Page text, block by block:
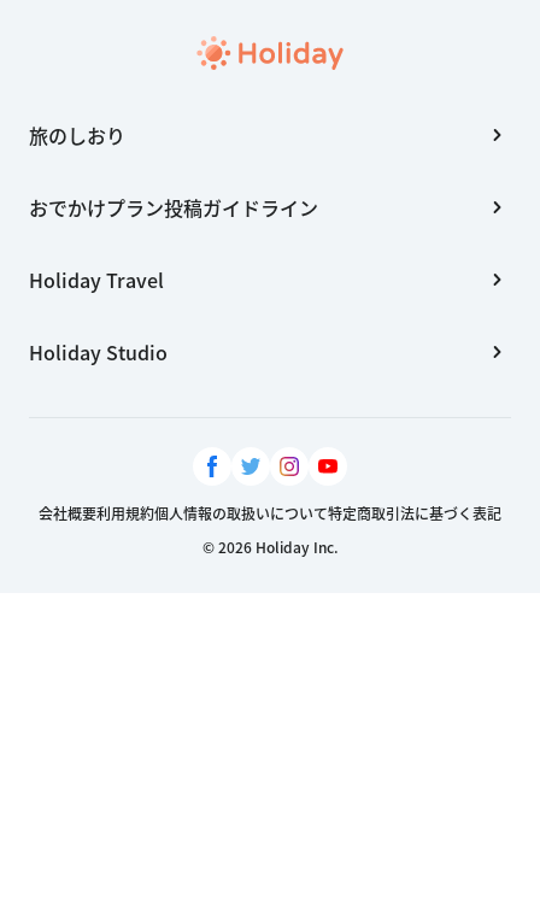
旅のしおり
おでかけプラン投稿ガイドライン
Holiday Travel
Holiday Studio
会社概要利用規約個人情報の取扱いについて特定商取引法に基づく表記
© 2026 Holiday Inc.